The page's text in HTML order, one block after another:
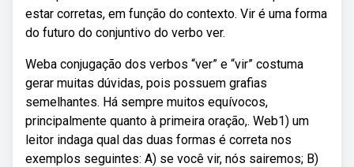
estar corretas, em função do contexto. Vir é uma forma
do futuro do conjuntivo do verbo ver.
Weba conjugação dos verbos “ver” e “vir” costuma
gerar muitas dúvidas, pois possuem grafias
semelhantes. Há sempre muitos equívocos,
principalmente quanto à primeira oração,. Web1) um
leitor indaga qual das duas formas é correta nos
exemplos seguintes: A) se você vir, nós sairemos; B)